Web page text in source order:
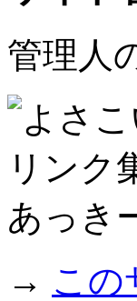
管理人
→ この